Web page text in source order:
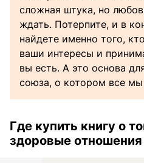
сложная штука, но
ждать. Потерпите, и в
найдете именно того,
ваши интересы и
вы есть. А это основа
союза, о котором все
Где купить книгу о
здоровые отношения